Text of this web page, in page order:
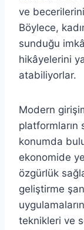
ve
Böylece,
sunduğu
hikâyelerini
atabiliyorlar.
Modern
platformların
konumda
ekonomide
özgürlük
geliştirme
teknikleri ve